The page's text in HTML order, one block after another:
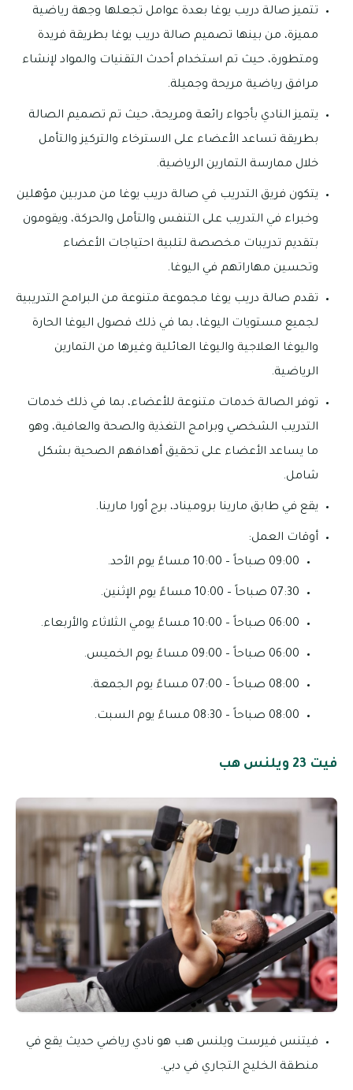
تتميز صالة دريب يوغا بعدة عوامل تجعلها وجهة رياضية
مميزة، من بينها تصميم صالة دريب يوغا بطريقة فريدة
ومتطورة، حيث تم استخدام أحدث التقنيات والمواد لإنشاء
مرافق رياضية مريحة وجميلة.
يتميز النادي بأجواء رائعة ومريحة، حيث تم تصميم الصالة
بطريقة تساعد الأعضاء على الاسترخاء والتركيز والتأمل
خلال ممارسة التمارين الرياضية.
يتكون فريق التدريب في صالة دريب يوغا من مدربين مؤهلين
وخبراء في التدريب على التنفس والتأمل والحركة، ويقومون
بتقديم تدريبات مخصصة لتلبية احتياجات الأعضاء
وتحسين مهاراتهم في اليوغا.
تقدم صالة دريب يوغا مجموعة متنوعة من البرامج التدريبية
لجميع مستويات اليوغا، بما في ذلك فصول اليوغا الحارة
واليوغا العلاجية واليوغا العائلية وغيرها من التمارين
الرياضية.
توفر الصالة خدمات متنوعة للأعضاء، بما في ذلك خدمات
التدريب الشخصي وبرامج التغذية والصحة والعافية، وهو
ما يساعد الأعضاء على تحقيق أهدافهم الصحية بشكل
شامل.
يقع في طابق مارينا بروميناد، برج أورا مارينا.
أوقات العمل:
09:00 صباحاً – 10:00 مساءً يوم الأحد.
07:30 صباحاً – 10:00 مساءً يوم الإثنين.
06:00 صباحاً – 10:00 مساءً يومي الثلاثاء والأربعاء.
06:00 صباحاً – 09:00 مساءً يوم الخميس.
08:00 صباحاً – 07:00 مساءً يوم الجمعة.
08:00 صباحاً – 08:30 مساءً يوم السبت.
فيت 23 ويلنس هب
فيتنس فيرست ويلنس هب هو نادي رياضي حديث يقع في
منطقة الخليج التجاري في دبي.